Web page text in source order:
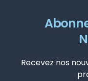
Recevez nos